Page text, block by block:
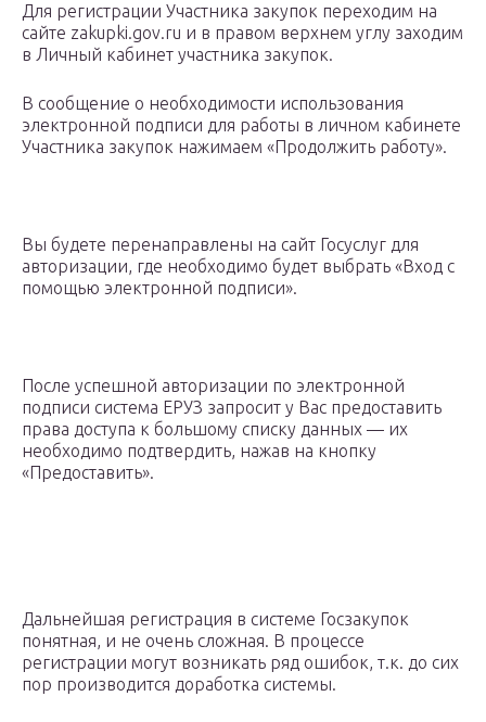
Для регистрации Участника закупок переходим на
сайте zakupki.gov.ru и в правом верхнем углу заходим
в Личный кабинет участника закупок.
В сообщение о необходимости использования
электронной подписи для работы в личном кабинете
Участника закупок нажимаем «Продолжить работу».
Вы будете перенаправлены на сайт Госуслуг для
авторизации, где необходимо будет выбрать «Вход с
помощью электронной подписи».
После успешной авторизации по электронной
подписи система ЕРУЗ запросит у Вас предоставить
права доступа к большому списку данных — их
необходимо подтвердить, нажав на кнопку
«Предоставить».
Дальнейшая регистрация в системе Госзакупок
понятная, и не очень сложная. В процессе
регистрации могут возникать ряд ошибок, т.к. до сих
пор производится доработка системы.